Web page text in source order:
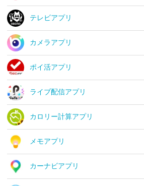
テレビアプリ
カメラアプリ
ポイ活アプリ
ライブ配信アプリ
カロリー計算アプリ
メモアプリ
カーナビアプリ